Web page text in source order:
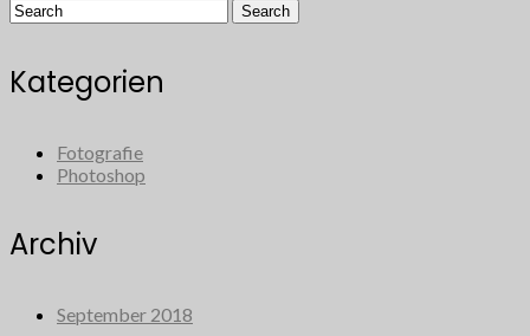
Kategorien
Fotografie
Photoshop
Archiv
September 2018